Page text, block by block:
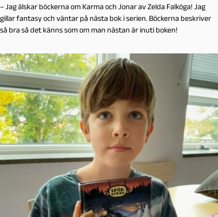
– Jag älskar böckerna om Karma och Jonar av Zelda Falköga! Jag
gillar fantasy och väntar på nästa bok i serien. Böckerna beskriver
så bra så det känns som om man nästan är inuti boken!